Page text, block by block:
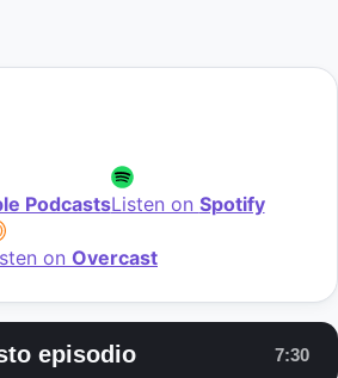
PodcastsListen on Spotify
on Overcast
episodio 7:30